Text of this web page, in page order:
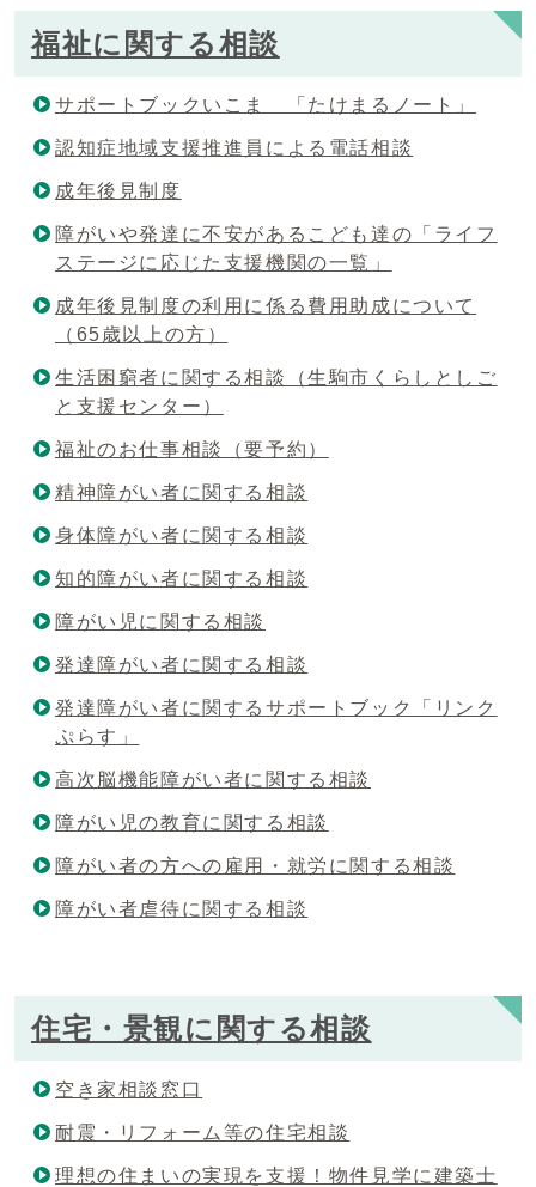
福祉に関する相談
サポートブックいこま 「たけまるノート」
認知症地域支援推進員による電話相談
成年後見制度
障がいや発達に不安があるこども達の「ライフ
ステージに応じた支援機関の一覧」
成年後見制度の利用に係る費用助成について
（65歳以上の方）
生活困窮者に関する相談（生駒市くらしとしご
と支援センター）
福祉のお仕事相談（要予約）
精神障がい者に関する相談
身体障がい者に関する相談
知的障がい者に関する相談
障がい児に関する相談
発達障がい者に関する相談
発達障がい者に関するサポートブック「リンク
ぷらす」
高次脳機能障がい者に関する相談
障がい児の教育に関する相談
障がい者の方への雇用・就労に関する相談
障がい者虐待に関する相談
住宅・景観に関する相談
空き家相談窓口
耐震・リフォーム等の住宅相談
理想の住まいの実現を支援！物件見学に建築士